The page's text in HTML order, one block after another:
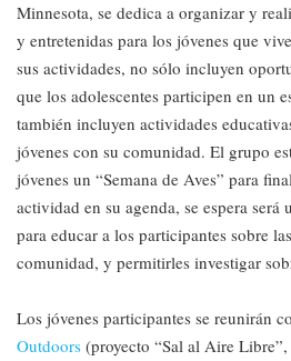
Minnesota, se dedica a organizar y
y entretenidas para los jóvenes que
sus actividades, no sólo incluyen
que los adolescentes participen en un
también incluyen actividades
jóvenes con su comunidad. El grupo
jóvenes un “Semana de Aves” para
actividad en su agenda, se espera
para educar a los participantes sobre
comunidad, y permitirles investigar
Los jóvenes participantes se reunirán
Outdoors (proyecto “Sal al Aire